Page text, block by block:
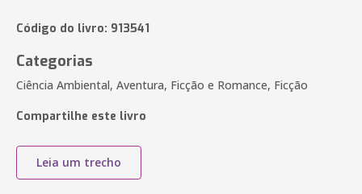
Código do livro: 913541
Categorias
Ciência Ambiental, Aventura, Ficção e Romance, Ficção
Compartilhe este livro
Leia um trecho